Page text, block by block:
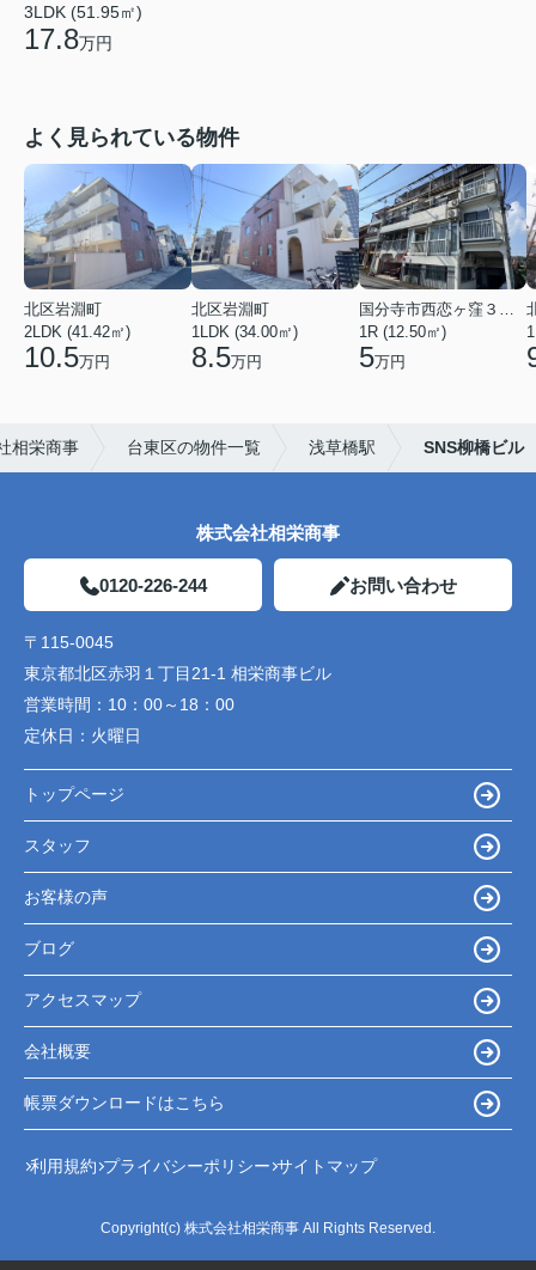
3LDK (51.95㎡)
17.8万円
よく見られている物件
北区岩淵町
2LDK (41.42㎡)
10.5万円
北区岩淵町
1LDK (34.00㎡)
8.5万円
1R (12.50㎡)
5万円
相栄商事 台東区の物件一覧 浅草橋駅 SNS柳橋ビル
株式会社相栄商事
0120-226-244 お問い合わせ
〒115-0045
東京都北区赤羽１丁目21-1 相栄商事ビル
営業時間： 10：00～18：00
定休日： 火曜日
トップページ
スタッフ
お客様の声
ブログ
アクセスマップ
会社概要
帳票ダウンロードはこちら
利用規約 プライバシーポリシー サイトマップ
Copyright(c) 株式会社相栄商事 All Rights Reserved.